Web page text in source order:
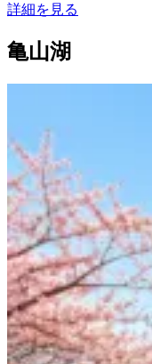
詳細を見る
亀山湖